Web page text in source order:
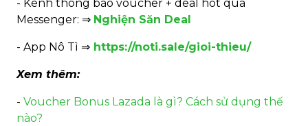
- Kênh thông báo voucher + deal hot qua
Messenger: ⇒ Nghiện Săn Deal
- App Nô Tì ⇒ https://noti.sale/gioi-thieu/
Xem thêm:
- Voucher Bonus Lazada là gì? Cách sử dụng thế
nào?